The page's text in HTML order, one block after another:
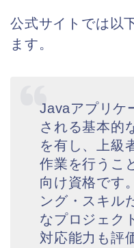
公式サイトでは以
ます。
Javaアプリケ
される基本的
を有し、上級
作業を行うこ
向け資格です
ング・スキル
なプロジェク
対応能力も評